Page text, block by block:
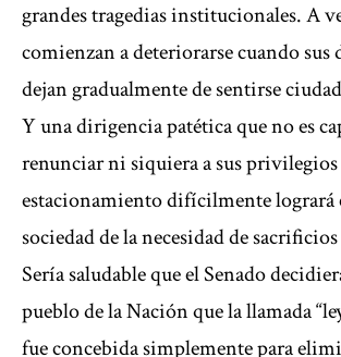
grandes tragedias institucionales. A
comienzan a deteriorarse cuando sus
dejan gradualmente de sentirse
Y una dirigencia patética que no es
renunciar ni siquiera a sus privilegios
estacionamiento difícilmente logrará
sociedad de la necesidad de
Sería saludable que el Senado
pueblo de la Nación que la llamada
fue concebida simplemente para